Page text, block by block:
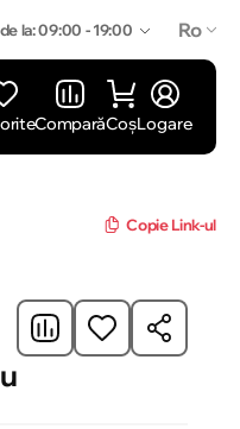
la: 09:00 - 19:00 Ro
ComparăCoșLogare
Copie Link-ul